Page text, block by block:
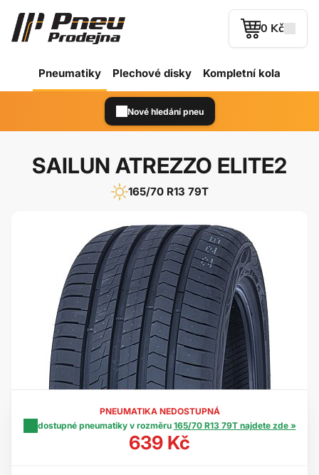
0 Kč
Pneumatiky Plechové disky Kompletní kola
Nové hledání pneu
SAILUN ATREZZO ELITE2
165/70 R13 79T
PNEUMATIKA NEDOSTUPNÁ
dostupné pneumatiky v rozměru 165/70 R13 79T najdete zde »
639 Kč